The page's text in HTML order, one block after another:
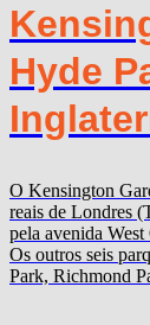
Hyde
O Kensington
reais de Londres
pela avenida
Os outros seis
Park, Richmond